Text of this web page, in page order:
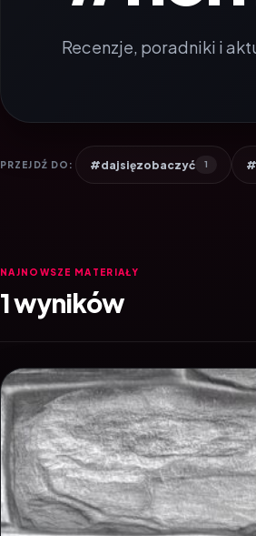
Recenzje, poradniki i
PRZEJDŹ DO: #dajsięzobaczyć 1
NAJNOWSZE MATERIAŁY
1 wyników